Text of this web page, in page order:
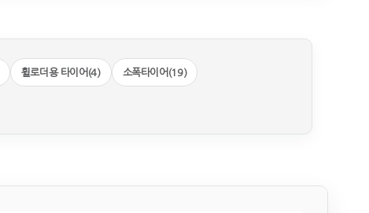
휠로더용 타이어(4) 소폭타이어(19)